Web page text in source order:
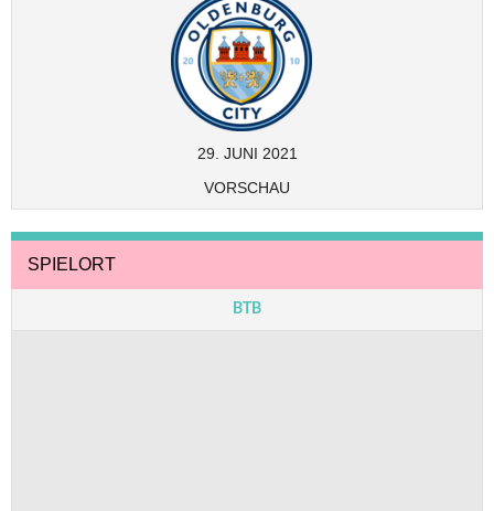
29. JUNI 2021
VORSCHAU
SPIELORT
BTB